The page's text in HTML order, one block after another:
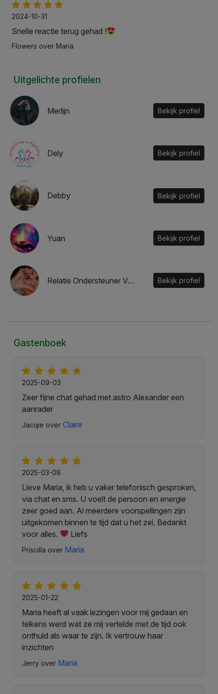
2024-10-31
Snelle reactie terug gehad !
Flowers over Maria
Uitgelichte profielen
Merlijn Bekijk profiel
Dely Bekijk profiel
Debby Bekijk profiel
Yuan Bekijk profiel
Relatie Ondersteuner Valentina Bekijk profiel
Gastenboek
2025-09-03
Zeer fijne chat gehad met astro Alexander een
aanrader
Jacqie over Claire
2025-03-08
Lieve Maria, ik heb u vaker telefonisch gesproken,
via chat en sms. U voelt de persoon en energie
zeer goed aan. Al meerdere voorspellingen zijn
uitgekomen binnen te tijd dat u het zei. Bedankt
voor alles.
Liefs
Priscilla over Maria
2025-01-22
Maria heeft al vaak lezingen voor mij gedaan en
telkens werd wat ze mij vertelde met de tijd ook
onthuld als waar te zijn. Ik vertrouw haar
inzichten
Jerry over Maria